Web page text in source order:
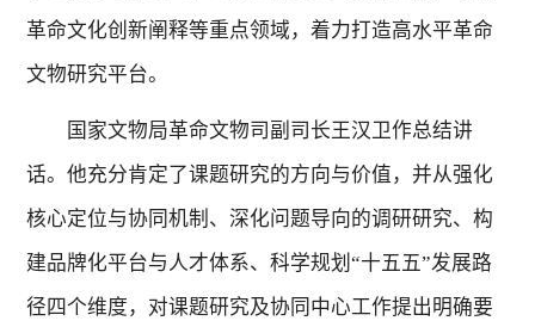
革命文化创新阐释等重点领域，着力打造高水平革命
文物研究平台。
国家文物局革命文物司副司长王汉卫作总结讲
话。他充分肯定了课题研究的方向与价值，并从强化
核心定位与协同机制、深化问题导向的调研研究、构
建品牌化平台与人才体系、科学规划“十五五”发展路
径四个维度，对课题研究及协同中心工作提出明确要